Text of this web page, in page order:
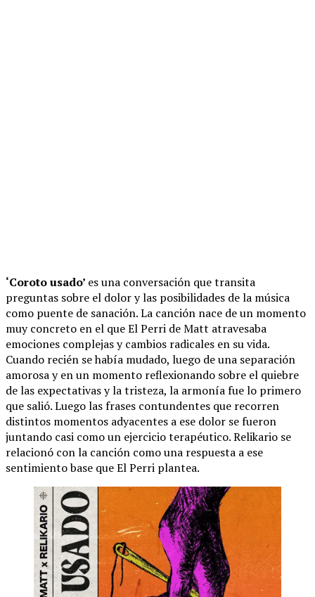
‘Coroto usado’ es una conversación que transita
preguntas sobre el dolor y las posibilidades de la música
como puente de sanación. La canción nace de un momento
muy concreto en el que El Perri de Matt atravesaba
emociones complejas y cambios radicales en su vida.
Cuando recién se había mudado, luego de una separación
amorosa y en un momento reflexionando sobre el quiebre
de las expectativas y la tristeza, la armonía fue lo primero
que salió. Luego las frases contundentes que recorren
distintos momentos adyacentes a ese dolor se fueron
juntando casi como un ejercicio terapéutico. Relikario se
relacionó con la canción como una respuesta a ese
sentimiento base que El Perri plantea.